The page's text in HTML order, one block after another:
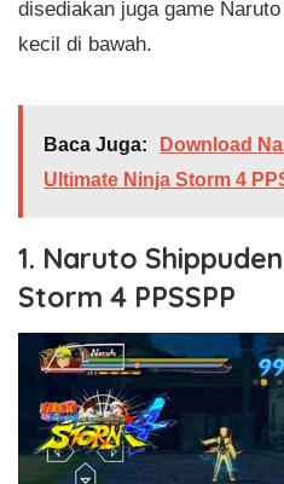
disediakan juga game
kecil di bawah.
Baca Juga:
Download
Ultimate Ninja Storm 4
1. Naruto
Storm 4 PPSSPP